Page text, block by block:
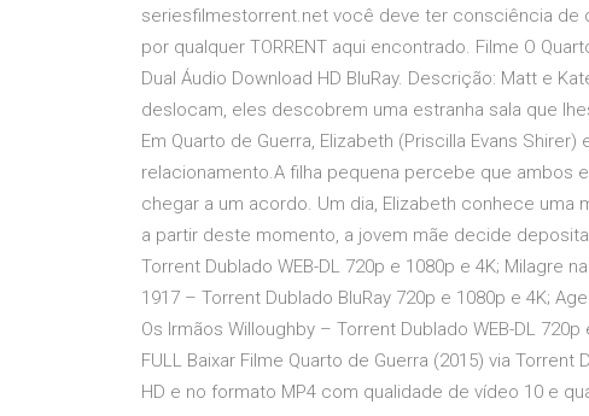
seriesfilmestorrent.net você deve ter consciência de
por qualquer TORRENT aqui encontrado. Filme O
Dual Áudio Download HD BluRay. Descrição: Matt e
deslocam, eles descobrem uma estranha sala que
Em Quarto de Guerra, Elizabeth (Priscilla Evans
relacionamento.A filha pequena percebe que ambos
chegar a um acordo. Um dia, Elizabeth conhece
a partir deste momento, a jovem mãe decide
Torrent Dublado WEB-DL 720p e 1080p e 4K; Milagre
1917 – Torrent Dublado BluRay 720p e 1080p e 4K;
Os Irmãos Willoughby – Torrent Dublado WEB-DL
FULL Baixar Filme Quarto de Guerra (2015) via
HD e no formato MP4 com qualidade de vídeo 10 e